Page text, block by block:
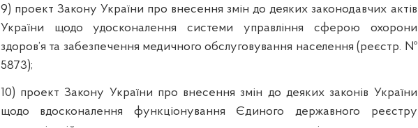
9) проект Закону України про внесення змін до деяких законодавчих актів
України щодо удосконалення системи управління сферою охорони
здоров’я та забезпечення медичного обслуговування населення (реєстр. №
5873);
10) проект Закону України про внесення змін до деяких законів України
щодо вдосконалення функціонування Єдиного державного реєстру